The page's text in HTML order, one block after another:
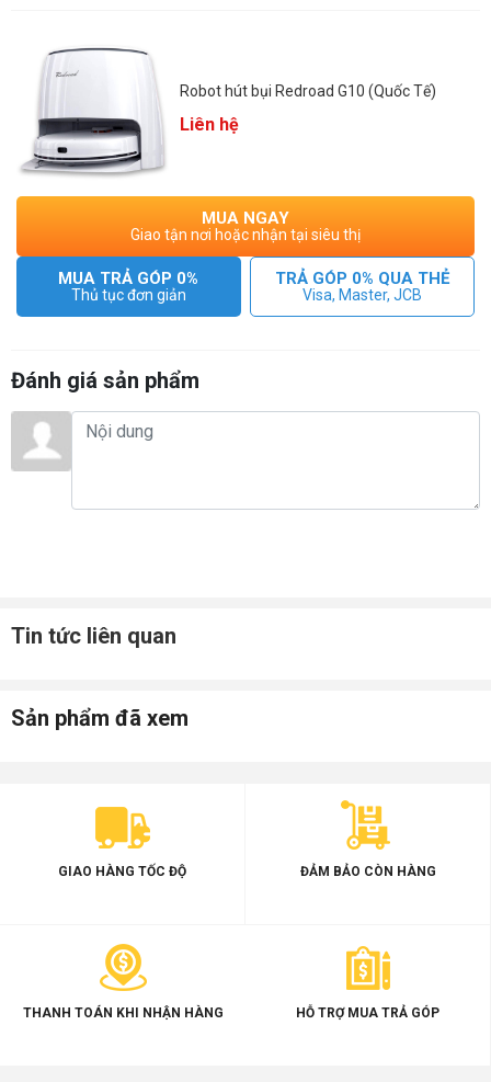
tự động trở về dock sạc để vệ sinh giẻ.
- Thời lượng pin dài với dung lượng 5200mAh. Pin được
thiết kế đặc biệt, thời gian hoạt động lên đến 5 tiếng
- Lực hút mạnh 2800Pa
- Khả năng tiệt trùng bằng điện phân nước
- Nhận diện thảm nâng đế lau, đồng thời lực hút được tăng
- Điều hướng LDS vẽ bản đồ chính xác, nhận diện nhanh
mọi vật
- Điều khiển qua App Redroad
Robot hút bụi Redroad G10 (Quốc Tế)
Liên hệ
MUA NGAY
Giao tận nơi hoặc nhận tại siêu thị
MUA TRẢ GÓP 0%
Thủ tục đơn giản
TRẢ GÓP 0% QUA THẺ
Visa, Master, JCB
Đánh giá sản phẩm
Tin tức liên quan
Sản phẩm đã xem
GIAO HÀNG TỐC ĐỘ ĐẢM BẢO CÒN HÀNG
THANH TOÁN KHI NHẬN HÀNG HỖ TRỢ MUA TRẢ GÓP